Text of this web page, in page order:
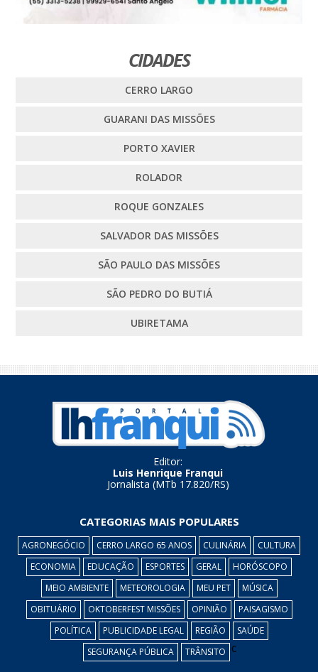
CIDADES
CERRO LARGO
GUARANI DAS MISSÕES
PORTO XAVIER
ROLADOR
ROQUE GONZALES
SALVADOR DAS MISSÕES
SÃO PAULO DAS MISSÕES
SÃO PEDRO DO BUTIÁ
UBIRETAMA
Editor:
Luis Henrique Franqui
Jornalista (MTb 17.820/RS)
CATEGORIAS MAIS POPULARES
AGRONEGÓCIO CERRO LARGO 65 ANOS CULINÁRIA
CULTURA
ECONOMIA
EDUCAÇÃO ESPORTES GERAL
HORÓSCOPO
MEIO AMBIENTE
METEOROLOGIA MEU PET
MÚSICA
OBITUÁRIO
OKTOBERFEST MISSÕES OPINIÃO
PAISAGISMO
POLÍTICA
PUBLICIDADE LEGAL REGIÃO
SAÚDE
SEGURANÇA PÚBLICA
TRÂNSITO c